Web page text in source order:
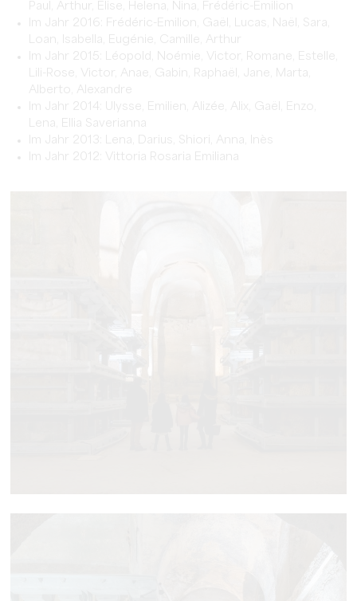
Paul, Arthur, Elise, Helena, Nina, Frédéric-Emilion
Im Jahr 2016: Frédéric-Emilion, Gaël, Lucas, Naël, Sara,
Loan, Isabella, Eugénie, Camille, Arthur
Im Jahr 2015: Léopold, Noémie, Victor, Romane, Estelle,
Lili-Rose, Victor, Anae, Gabin, Raphaël, Jane, Marta,
Alberto, Alexandre
Im Jahr 2014: Ulysse, Emilien, Alizée, Alix, Gaël, Enzo,
Lena, Ellia Saverianna
Im Jahr 2013: Lena, Darius, Shiori, Anna, Inès
Im Jahr 2012: Vittoria Rosaria Emiliana